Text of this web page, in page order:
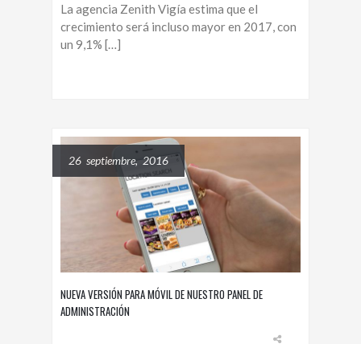
La agencia Zenith Vigía estima que el
crecimiento será incluso mayor en 2017, con
un 9,1% […]
26 septiembre, 2016
NUEVA VERSIÓN PARA MÓVIL DE NUESTRO PANEL DE
ADMINISTRACIÓN